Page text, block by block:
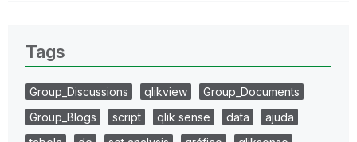
Tags
Group_Discussions qlikview
Group_Documents
Group_Blogs
script qlik sense data
ajuda